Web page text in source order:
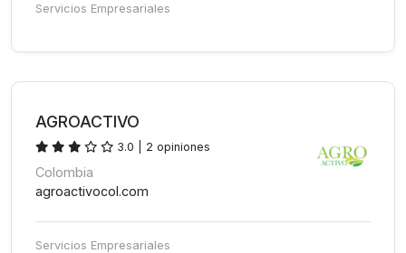
Servicios Empresariales
AGROACTIVO
3.0 | 2 opiniones
Colombia
agroactivocol.com
Servicios Empresariales